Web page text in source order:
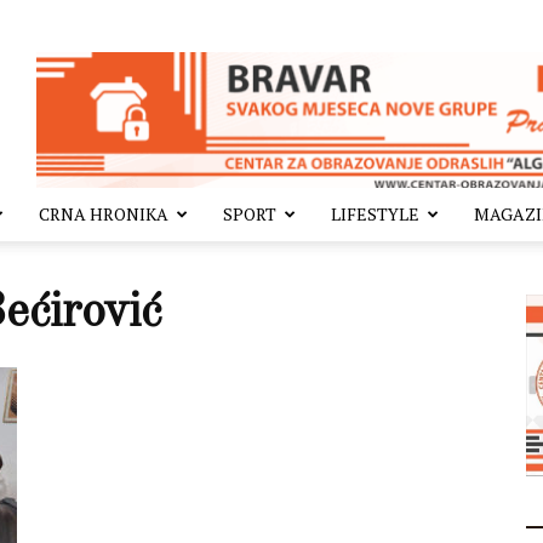
CRNA HRONIKA SPORT LIFESTYLE